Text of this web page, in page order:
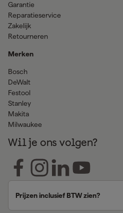
Garantie
Reparatieservice
Zakelijk
Retourneren
Merken
Bosch
DeWalt
Festool
Stanley
Makita
Milwaukee
Wil je ons volgen?
Prijzen inclusief BTW zien?